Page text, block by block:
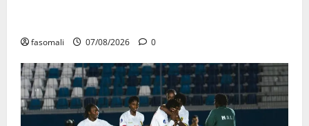
fasomali 07/08/2026 0